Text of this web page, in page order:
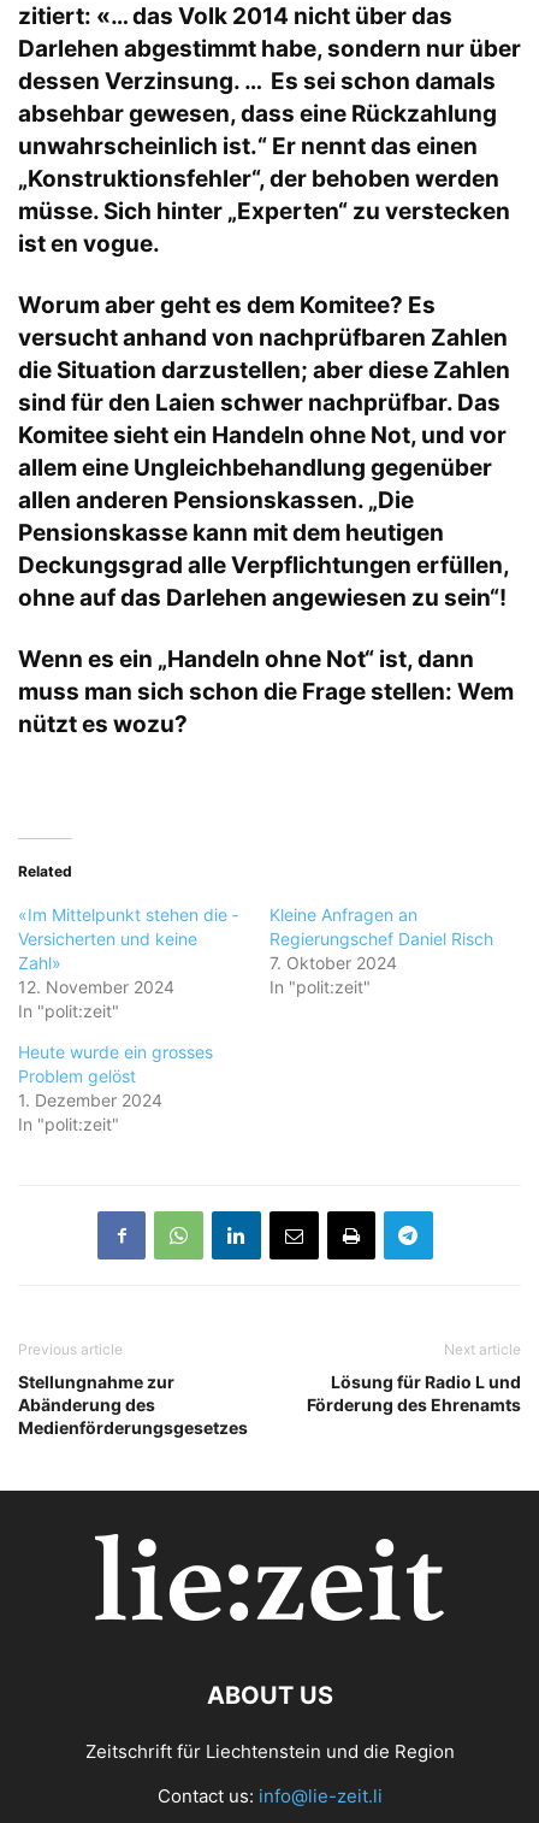
zitiert: «… das Volk 2014 nicht über das
Darlehen abgestimmt habe, sondern nur über
dessen Verzinsung. … Es sei schon damals
absehbar gewesen, dass eine Rückzahlung
unwahrscheinlich ist.“ Er nennt das einen
„Konstruktionsfehler“, der behoben werden
müsse. Sich hinter „Experten“ zu verstecken
ist en vogue.
Worum aber geht es dem Komitee? Es
versucht anhand von nachprüfbaren Zahlen
die Situation darzustellen; aber diese Zahlen
sind für den Laien schwer nachprüfbar. Das
Komitee sieht ein Handeln ohne Not, und vor
allem eine Ungleichbehandlung gegenüber
allen anderen Pensionskassen. „Die
Pensionskasse kann mit dem heutigen
Deckungsgrad alle Verpflichtungen erfüllen,
ohne auf das Darlehen angewiesen zu sein“!
Wenn es ein „Handeln ohne Not“ ist, dann
muss man sich schon die Frage stellen: Wem
nützt es wozu?
Related
«Im Mittelpunkt stehen die ­
Versicherten und keine
Zahl»
12. November 2024
In "polit:zeit"
Kleine Anfragen an
Regierungschef Daniel Risch
7. Oktober 2024
In "polit:zeit"
Heute wurde ein grosses
Problem gelöst
1. Dezember 2024
In "polit:zeit"
Previous article
Stellungnahme zur
Abänderung des
Medienförderungsgesetzes
Next article
Lösung für Radio L und
Förderung des Ehrenamts
ABOUT US
Zeitschrift für Liechtenstein und die Region
Contact us: info@lie-zeit.li